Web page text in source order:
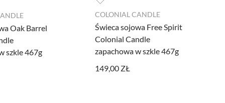
Oak Barrel
szkle 467g
COLONIAL CANDLE
Świeca sojowa Free Spirit
Colonial Candle
zapachowa w szkle 467g
149,00 ZŁ
przetwarzane przez
w polityce prywatności.
poniżej.